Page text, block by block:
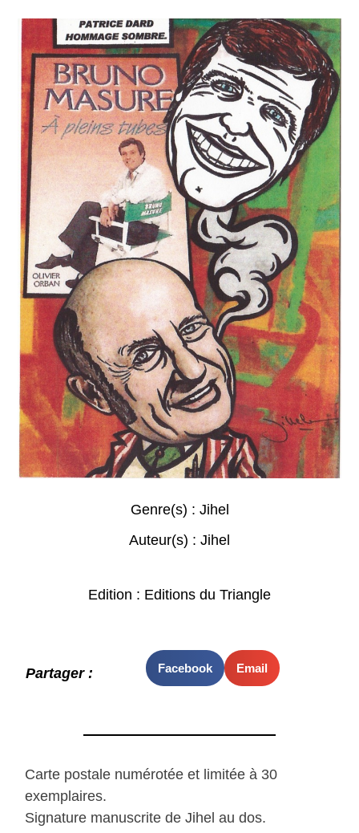
Genre(s) : Jihel
Auteur(s) : Jihel
Edition : Editions du Triangle
Partager : Facebook Email
Carte postale numérotée et limitée à 30
exemplaires.
Signature manuscrite de Jihel au dos.